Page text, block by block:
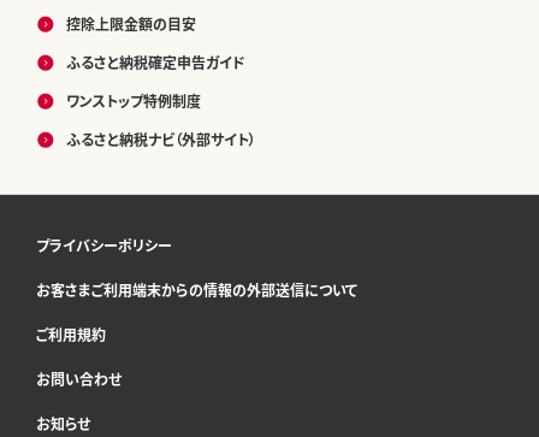
控除上限金額の目安
ふるさと納税確定申告ガイド
ワンストップ特例制度
ふるさと納税ナビ（外部サイト）
プライバシーポリシー
お客さまご利用端末からの情報の外部送信について
ご利用規約
お問い合わせ
お知らせ